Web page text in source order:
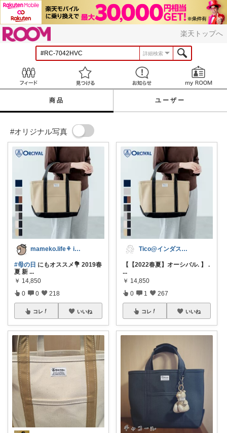
楽天トップへ
詳細検索
見つける お知らせ
商品 ユーザー
#オリジナル写真
mameko.life⚘ ig毎日更新
#母の日 にもオススメ💐 2019春
夏 新 ...
￥ 14,850
0 0 218
コレ いいね
Tico@インダストリアル愛好家
【【2022春夏】オーシバル. 】 .
...
￥ 14,850
0 1 267
コレ いいね